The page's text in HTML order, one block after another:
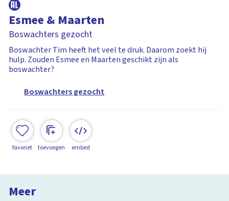
Esmee & Maarten
Boswachters gezocht
Boswachter Tim heeft het veel te druk. Daarom zoekt hij
hulp. Zouden Esmee en Maarten geschikt zijn als
boswachter?
Boswachters gezocht
favoriet toevoegen embed
Meer